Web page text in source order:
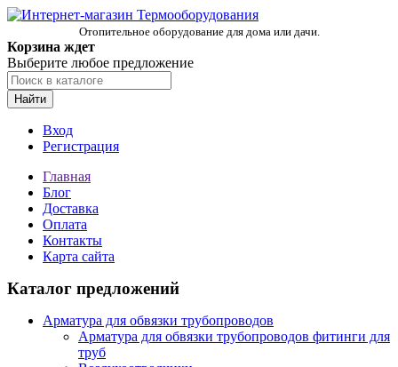
Отопительное оборудование для дома или дачи.
Корзина ждет
Выберите любое предложение
Найти
Вход
Регистрация
Главная
Блог
Доставка
Оплата
Контакты
Карта сайта
Каталог предложений
Арматура для обвязки трубопроводов
Арматура для обвязки трубопроводов фитинги для
труб